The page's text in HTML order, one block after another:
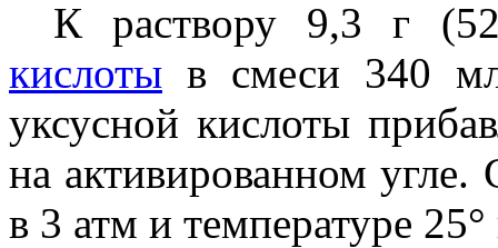
К раствору 9,3 г
кислоты в смеси 340
уксусной кислоты
на активированном
в 3 атм и температуре